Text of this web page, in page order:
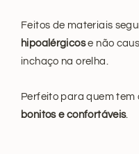
Feitos de materiais
hipoalérgicose não
inchaço na orelha.
Perfeito para quem tem
bonitos e confortáveis.